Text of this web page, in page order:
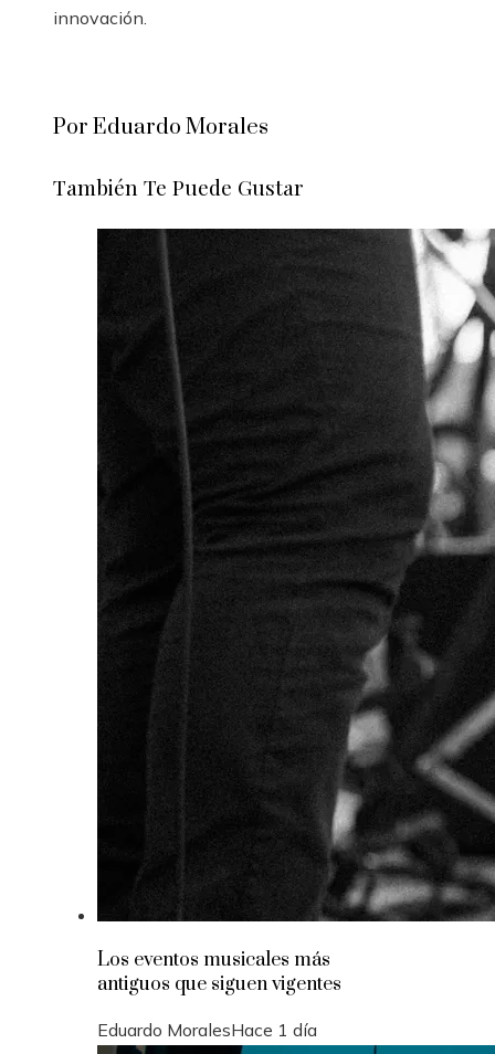
innovación.
Por Eduardo Morales
También Te Puede Gustar
Los eventos musicales más
antiguos que siguen vigentes
Eduardo MoralesHace 1 día